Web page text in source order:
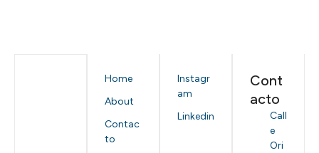
Home
About
Contac
to
Instagr
am
Linkedin
Cont
acto
Call
e
Ori